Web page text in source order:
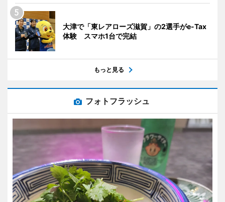
大津で「東レアローズ滋賀」の2選手がe-Tax
体験 スマホ1台で完結
もっと見る
フォトフラッシュ